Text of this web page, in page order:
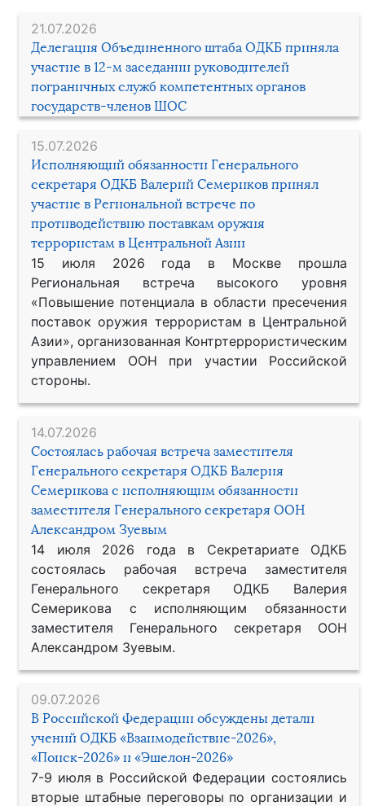
21.07.2026
Делегация Объединенного штаба ОДКБ приняла
участие в 12-м заседании руководителей
пограничных служб компетентных органов
государств-членов ШОС
15.07.2026
Исполняющий обязанности Генерального
секретаря ОДКБ Валерий Семериков принял
участие в Региональной встрече по
противодействию поставкам оружия
террористам в Центральной Азии
15 июля 2026 года в Москве прошла
Региональная встреча высокого уровня
«Повышение потенциала в области пресечения
поставок оружия террористам в Центральной
Азии», организованная Контртеррористическим
управлением ООН при участии Российской
стороны.
14.07.2026
Состоялась рабочая встреча заместителя
Генерального секретаря ОДКБ Валерия
Семерикова с исполняющим обязанности
заместителя Генерального секретаря ООН
Александром Зуевым
14 июля 2026 года в Секретариате ОДКБ
состоялась рабочая встреча заместителя
Генерального секретаря ОДКБ Валерия
Семерикова с исполняющим обязанности
заместителя Генерального секретаря ООН
Александром Зуевым.
09.07.2026
В Российской Федерации обсуждены детали
учений ОДКБ «Взаимодействие-2026»,
«Поиск-2026» и «Эшелон-2026»
7-9 июля в Российской Федерации состоялись
вторые штабные переговоры по организации и